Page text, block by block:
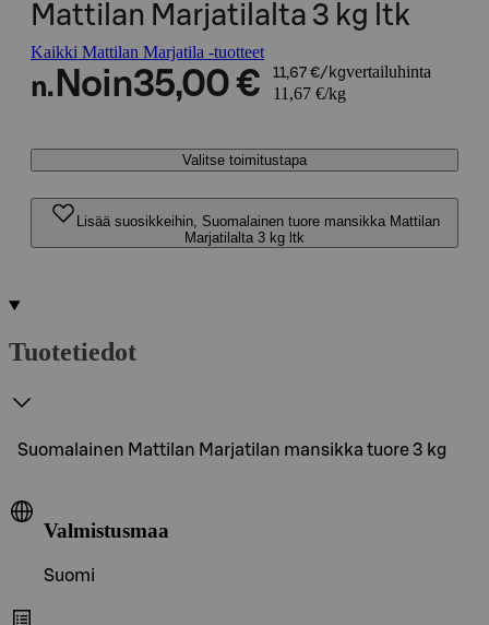
Mattilan Marjatilalta 3 kg ltk
Kaikki Mattilan Marjatila -tuotteet
n. Noin35,00 € 11,67 €/kgvertailuhinta
11,67 €/kg
Valitse toimitustapa
Lisää suosikkeihin, Suomalainen tuore mansikka Mattilan
Marjatilalta 3 kg ltk
Tuotetiedot
Suomalainen Mattilan Marjatilan mansikka tuore 3 kg
Valmistusmaa
Suomi